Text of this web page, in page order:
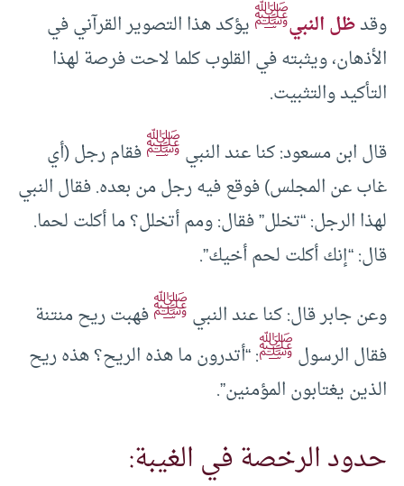
وقدظل النبيﷺيؤكد هذا التصوير القرآني في
الأذهان، ويثبته في القلوب كلما لاحت فرصة لهذا
التأكيد والتثبيت.
قال ابن مسعود: كنا عند النبيﷺفقام رجل (أي
غاب عن المجلس) فوقع فيه رجل من بعده. فقال النبي
لهذا الرجل: “تخلل” فقال: ومم أتخلل؟ ما أكلت لحما.
قال: “إنك أكلت لحم أخيك”.
وعن جابر قال: كنا عند النبيﷺفهبت ريح منتنة
فقال الرسولﷺ: “أتدرون ما هذه الريح؟ هذه ريح
الذين يغتابون المؤمنين”.
حدود الرخصة في الغيبة: